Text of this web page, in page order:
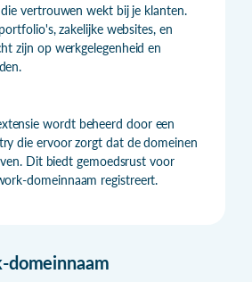
vertrouwen wekt bij je klanten.
zakelijke websites, en
zijn op werkgelegenheid en
wordt beheerd door een
die ervoor zorgt dat de domeinen
Dit biedt gemoedsrust voor
domeinnaam registreert.
domeinnaam